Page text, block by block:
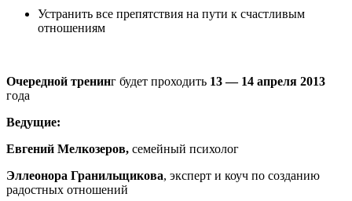
Устранить все препятствия на пути к счастливым
отношениям
Очередной тренинг будет проходить 13 — 14 апреля 2013
года
Ведущие:
Евгений Мелкозеров, семейный психолог
Эллеонора Гранильщикова, эксперт и коуч по созданию
радостных отношений